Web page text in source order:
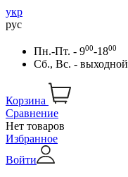
укр
рус
Пн.-Пт. - 900-1800
Сб., Вс. - выходной
Корзина
Сравнение
Нет товаров
Избранное
Войти